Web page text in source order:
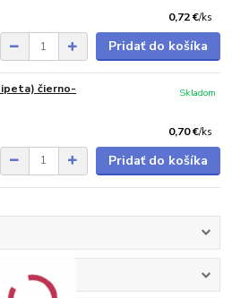
0,72 €/ks
Pridať do košíka
čierno-
0,70 €/ks
Skladom
Pridať do košíka